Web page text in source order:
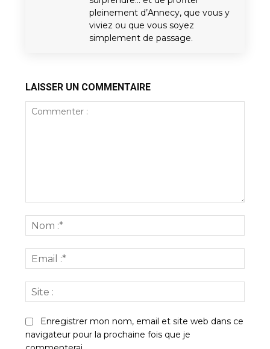
pleinement d’Annecy, que vous y
viviez ou que vous soyez
simplement de passage.
LAISSER UN COMMENTAIRE
:*
:*
:
Enregistrer mon nom, email et site web dans ce
navigateur pour la prochaine fois que je